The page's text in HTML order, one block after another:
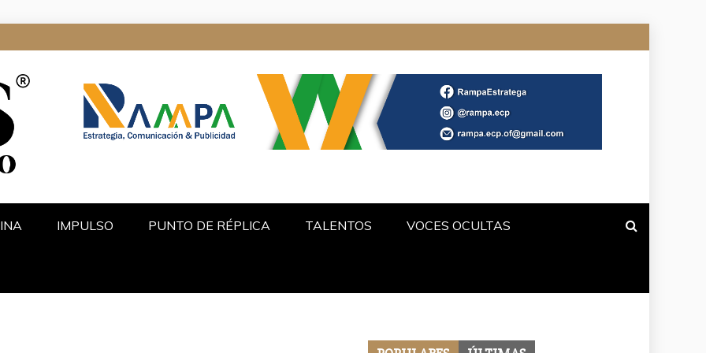
IMPULSO PUNTO DE RÉPLICA TALENTOS VOCES OCULTAS